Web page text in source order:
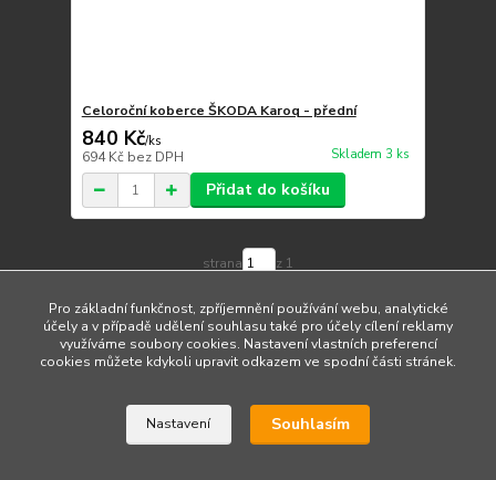
Celoroční koberce ŠKODA Karoq - přední
840 Kč/ks
694 Kč bez DPH Skladem 3 ks
Přidat do košíku
strana z 1
Upravit sběr cookies.
Pro základní funkčnost, zpříjemnění používání webu, analytické
účely a v případě udělení souhlasu také pro účely cílení reklamy
využíváme soubory cookies. Nastavení vlastních preferencí
cookies můžete kdykoli upravit odkazem ve spodní části stránek.
Nastavení Souhlasím